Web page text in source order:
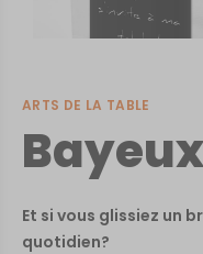
ARTS DE LA TABLE
Bayeux
Et si vous glissiez un
quotidien?